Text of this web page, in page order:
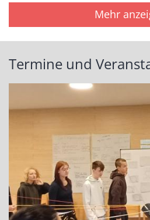
Mehr
Termine und